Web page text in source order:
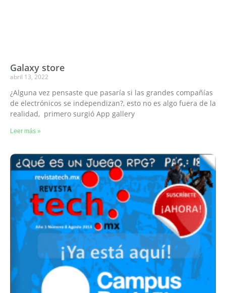
Galaxy store
abril 13, 2022
¿Alguna vez pensaste que pasaría si las grandes compañías
de electrónicos se independizan?, esto no es algo fuera de la
realidad, primero surgió App gallery
Leer más »